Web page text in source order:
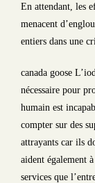
En attendant, les
menacent
entiers dans une
canada goose
nécessaire pour
humain est
compter sur des
attrayants car ils
aident également
services que